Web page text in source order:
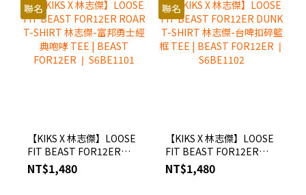
聯名
【KIKS X 林志傑】LOOSE
FIT BEAST FOR12ER
ROAR T-SHIRT 林志傑-富
邦勇士經典咆哮 TEE |
NT$1,480
聯名
【KIKS X 林志傑】LOOSE
FIT BEAST FOR12ER
DUNK T-SHIRT 林志傑-台
啤扣碎籃框 TEE | BEAST
NT$1,480